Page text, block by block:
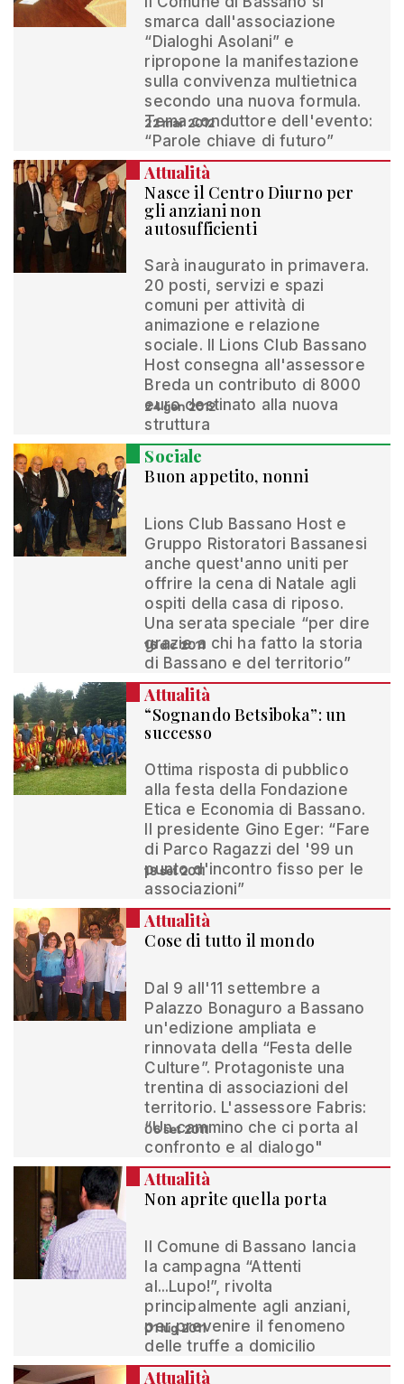
smarca dall'associazione
“Dialoghi Asolani” e
ripropone la manifestazione
sulla convivenza multietnica
secondo una nuova formula.
Tema conduttore dell'evento:
“Parole chiave di futuro”
22 mar 2012
Attualità
Nasce il Centro Diurno per
gli anziani non
autosufficienti
Sarà inaugurato in primavera.
20 posti, servizi e spazi
comuni per attività di
animazione e relazione
sociale. Il Lions Club Bassano
Host consegna all'assessore
Breda un contributo di 8000
euro destinato alla nuova
struttura
24 gen 2012
Sociale
Buon appetito, nonni
Lions Club Bassano Host e
Gruppo Ristoratori Bassanesi
anche quest'anno uniti per
offrire la cena di Natale agli
ospiti della casa di riposo.
Una serata speciale “per dire
grazie a chi ha fatto la storia
di Bassano e del territorio”
16 dic 2011
Attualità
“Sognando Betsiboka”: un
successo
Ottima risposta di pubblico
alla festa della Fondazione
Etica e Economia di Bassano.
Il presidente Gino Eger: “Fare
di Parco Ragazzi del '99 un
punto d'incontro fisso per le
associazioni”
18 set 2011
Attualità
Cose di tutto il mondo
Dal 9 all'11 settembre a
Palazzo Bonaguro a Bassano
un'edizione ampliata e
rinnovata della “Festa delle
Culture”. Protagoniste una
trentina di associazioni del
territorio. L'assessore Fabris:
“Un cammino che ci porta al
confronto e al dialogo"
06 set 2011
Attualità
Non aprite quella porta
Il Comune di Bassano lancia
la campagna “Attenti
al...Lupo!”, rivolta
principalmente agli anziani,
per prevenire il fenomeno
delle truffe a domicilio
01 lug 2011
Attualità